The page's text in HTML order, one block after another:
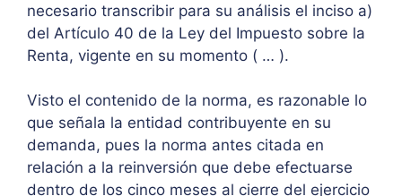
necesario transcribir para su análisis el inciso a)
del Artículo 40 de la Ley del Impuesto sobre la
Renta, vigente en su momento ( … ).
Visto el contenido de la norma, es razonable lo
que señala la entidad contribuyente en su
demanda, pues la norma antes citada en
relación a la reinversión que debe efectuarse
dentro de los cinco meses al cierre del ejercicio